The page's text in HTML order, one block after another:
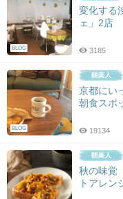
BLOG
変化する
ェ」2店
3185
BLOG
京都にい
朝食スポ
19134
秋の味覚
トアレン